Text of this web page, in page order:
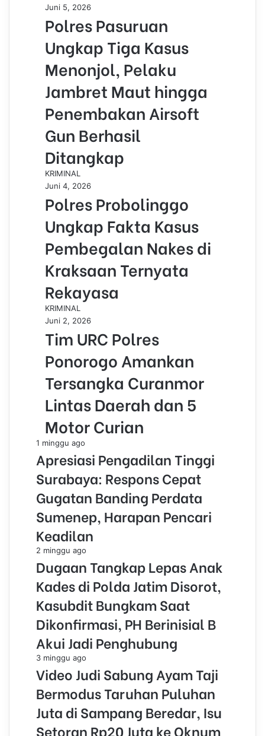
Juni 5, 2026
Polres Pasuruan
Ungkap Tiga Kasus
Menonjol, Pelaku
Jambret Maut hingga
Penembakan Airsoft
Gun Berhasil
Ditangkap
KRIMINAL
Juni 4, 2026
Polres Probolinggo
Ungkap Fakta Kasus
Pembegalan Nakes di
Kraksaan Ternyata
Rekayasa
KRIMINAL
Juni 2, 2026
Tim URC Polres
Ponorogo Amankan
Tersangka Curanmor
Lintas Daerah dan 5
Motor Curian
1 minggu ago
Apresiasi Pengadilan Tinggi
Surabaya: Respons Cepat
Gugatan Banding Perdata
Sumenep, Harapan Pencari
Keadilan
2 minggu ago
Dugaan Tangkap Lepas Anak
Kades di Polda Jatim Disorot,
Kasubdit Bungkam Saat
Dikonfirmasi, PH Berinisial B
Akui Jadi Penghubung
3 minggu ago
Video Judi Sabung Ayam Taji
Bermodus Taruhan Puluhan
Juta di Sampang Beredar, Isu
Setoran Rp20 Juta ke Oknum